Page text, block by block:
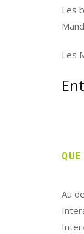
Les
Les
Au